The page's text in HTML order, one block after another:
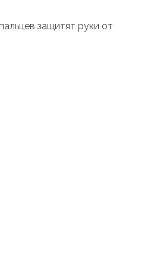
защитят руки от